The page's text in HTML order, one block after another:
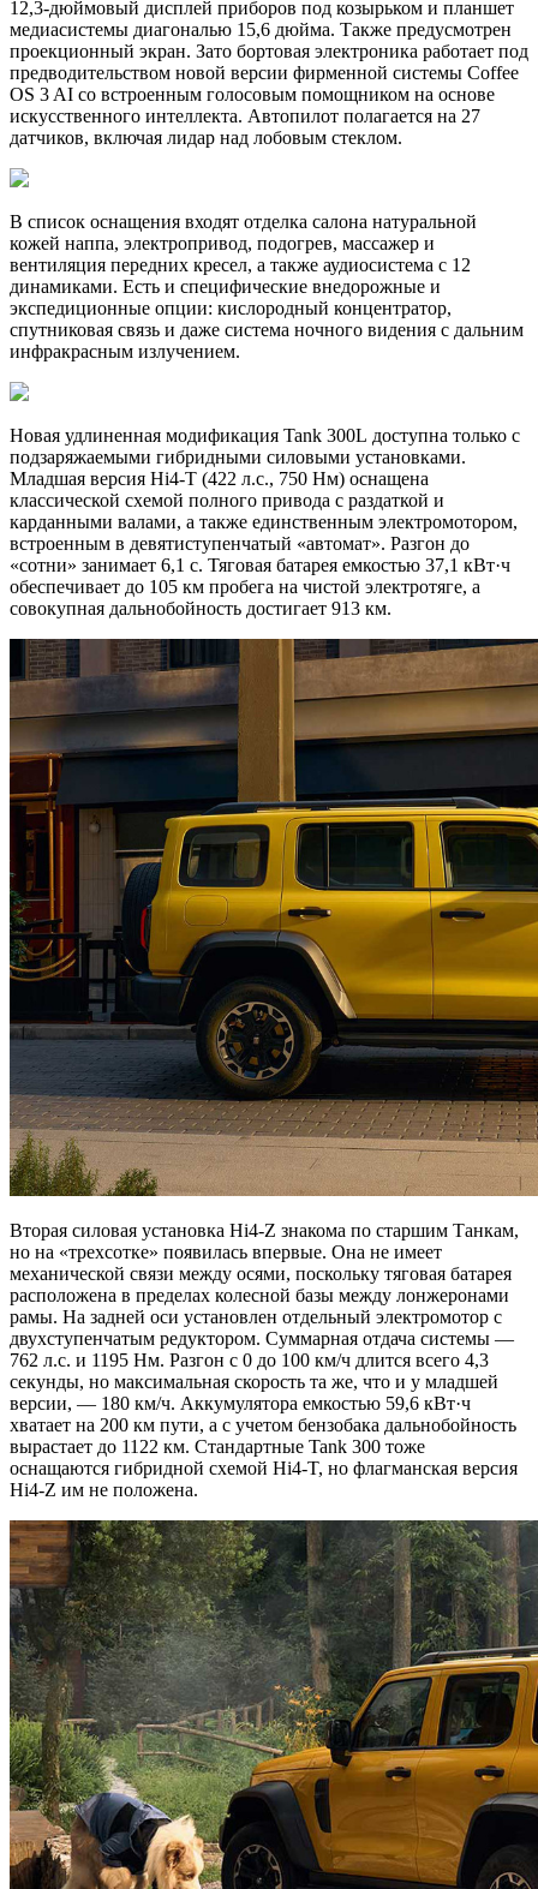
12,3-дюймовый дисплей приборов под козырьком и планшет
медиасистемы диагональю 15,6 дюйма. Также предусмотрен
проекционный экран. Зато бортовая электроника работает под
предводительством новой версии фирменной системы Coffee
OS 3 AI со встроенным голосовым помощником на основе
искусственного интеллекта. Автопилот полагается на 27
датчиков, включая лидар над лобовым стеклом.
В список оснащения входят отделка салона натуральной
кожей наппа, электропривод, подогрев, массажер и
вентиляция передних кресел, а также аудиосистема с 12
динамиками. Есть и специфические внедорожные и
экспедиционные опции: кислородный концентратор,
спутниковая связь и даже система ночного видения с дальним
инфракрасным излучением.
Новая удлиненная модификация Tank 300L доступна только с
подзаряжаемыми гибридными силовыми установками.
Младшая версия Hi4-T (422 л.с., 750 Нм) оснащена
классической схемой полного привода с раздаткой и
карданными валами, а также единственным электромотором,
встроенным в девятиступенчатый «автомат». Разгон до
«сотни» занимает 6,1 с. Тяговая батарея емкостью 37,1 кВт·ч
обеспечивает до 105 км пробега на чистой электротяге, а
совокупная дальнобойность достигает 913 км.
Вторая силовая установка Hi4-Z знакома по старшим Танкам,
но на «трехсотке» появилась впервые. Она не имеет
механической связи между осями, поскольку тяговая батарея
расположена в пределах колесной базы между лонжеронами
рамы. На задней оси установлен отдельный электромотор с
двухступенчатым редуктором. Суммарная отдача системы —
762 л.с. и 1195 Нм. Разгон с 0 до 100 км/ч длится всего 4,3
секунды, но максимальная скорость та же, что и у младшей
версии, — 180 км/ч. Аккумулятора емкостью 59,6 кВт·ч
хватает на 200 км пути, а с учетом бензобака дальнобойность
вырастает до 1122 км. Стандартные Tank 300 тоже
оснащаются гибридной схемой Hi4-T, но флагманская версия
Hi4-Z им не положена.